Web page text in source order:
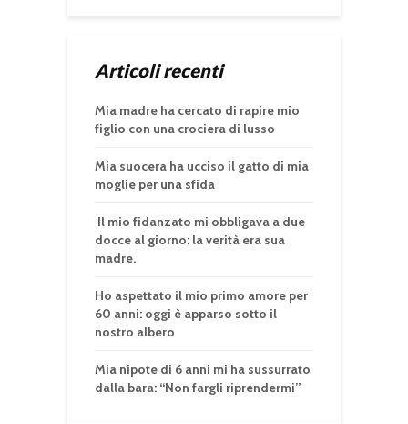
Articoli recenti
Mia madre ha cercato di rapire mio
figlio con una crociera di lusso
Mia suocera ha ucciso il gatto di mia
moglie per una sfida
Il mio fidanzato mi obbligava a due
docce al giorno: la verità era sua
madre.
Ho aspettato il mio primo amore per
60 anni: oggi è apparso sotto il
nostro albero
Mia nipote di 6 anni mi ha sussurrato
dalla bara: “Non fargli riprendermi”